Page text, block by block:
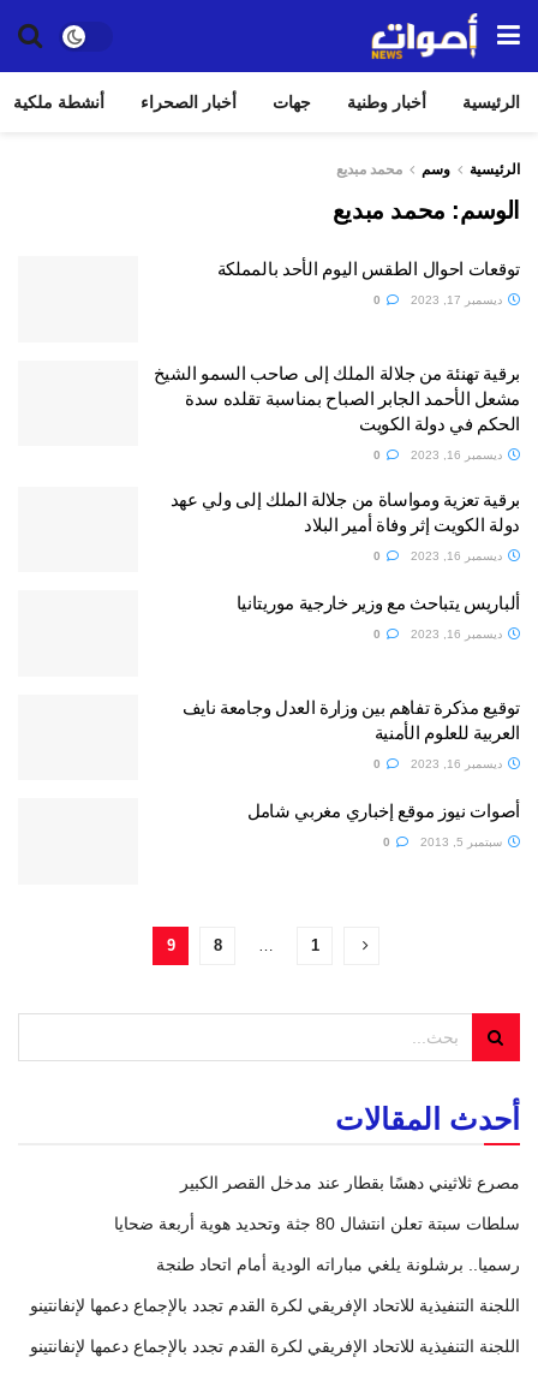
الرئيسية أخبار وطنية جهات أخبار الصحراء أنشطة ملكية
الرئيسية وسم محمد مبديع
الوسم: محمد مبديع
توقعات احوال الطقس اليوم الأحد بالمملكة
ديسمبر 17, 2023
برقية تهنئة من جلالة الملك إلى صاحب السمو الشيخ
مشعل الأحمد الجابر الصباح بمناسبة تقلده سدة
الحكم في دولة الكويت
ديسمبر 16, 2023
برقية تعزية ومواساة من جلالة الملك إلى ولي عهد
دولة الكويت إثر وفاة أمير البلاد
ديسمبر 16, 2023
ألباريس يتباحث مع وزير خارجية موريتانيا
ديسمبر 16, 2023
توقيع مذكرة تفاهم بين وزارة العدل وجامعة نايف
العربية للعلوم الأمنية
ديسمبر 16, 2023
أصوات نيوز موقع إخباري مغربي شامل
سبتمبر 5, 2013
1
8
9
أحدث المقالات
مصرع ثلاثيني دهسًا بقطار عند مدخل القصر الكبير
سلطات سبتة تعلن انتشال 80 جثة وتحديد هوية أربعة ضحايا
رسميا.. برشلونة يلغي مباراته الودية أمام اتحاد طنجة
اللجنة التنفيذية للاتحاد الإفريقي لكرة القدم تجدد بالإجماع دعمها لإنفانتينو
اللجنة التنفيذية للاتحاد الإفريقي لكرة القدم تجدد بالإجماع دعمها لإنفانتينو